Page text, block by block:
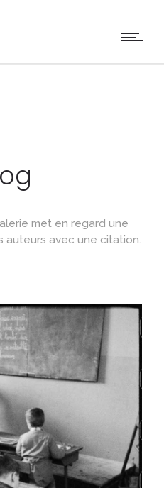
met en regard une
auteurs avec une citation.